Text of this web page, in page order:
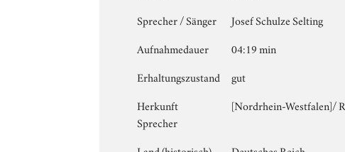
Sprecher / Sänger
Josef Schulze Selting
Aufnahmedauer
04:19 min
Erhaltungszustand
gut
Herkunft
Sprecher
[Nordrhein-Westfalen]/